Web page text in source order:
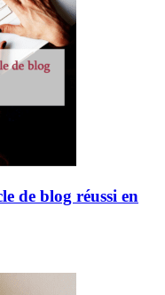
de blog réussi en